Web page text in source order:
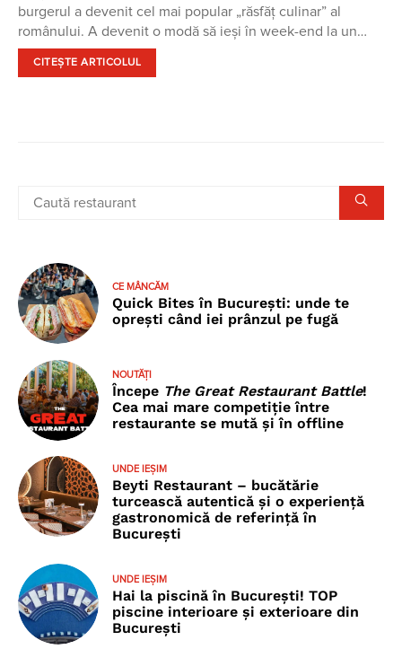
burgerul a devenit cel mai popular „răsfăț culinar” al
românului. A devenit o modă să ieși în week-end la un…
CITEȘTE ARTICOLUL
CE MÂNCĂM
Quick Bites în București: unde te
oprești când iei prânzul pe fugă
NOUTĂȚI
Începe The Great Restaurant Battle!
Cea mai mare competiție între
restaurante se mută și în offline
UNDE IEȘIM
Beyti Restaurant – bucătărie
turcească autentică și o experiență
gastronomică de referință în
București
UNDE IEȘIM
Hai la piscină în București! TOP
piscine interioare și exterioare din
București